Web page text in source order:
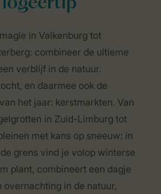
logeertip
in Valkenburg tot
combineer de ultieme
verblijf in de natuur.
en daarmee ook de
het jaar: kerstmarkten. Van
in Zuid-Limburg tot
met kans op sneeuw: in
grens vind je volop winterse
plant, combineert een dagje
overnachting in de natuur,